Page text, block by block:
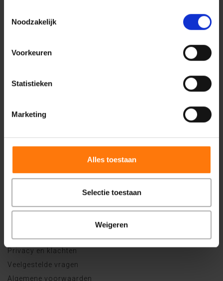
Noodzakelijk
Voorkeuren
Statistieken
Marketing
Alles toestaan
Selectie toestaan
Weigeren
is gewaardeerd op
plaats een
Zorg bij Centiv
Psychische problemen
Behandelaanbod
Privacy en klachten
Veelgestelde vragen
Algemene voorwaarden